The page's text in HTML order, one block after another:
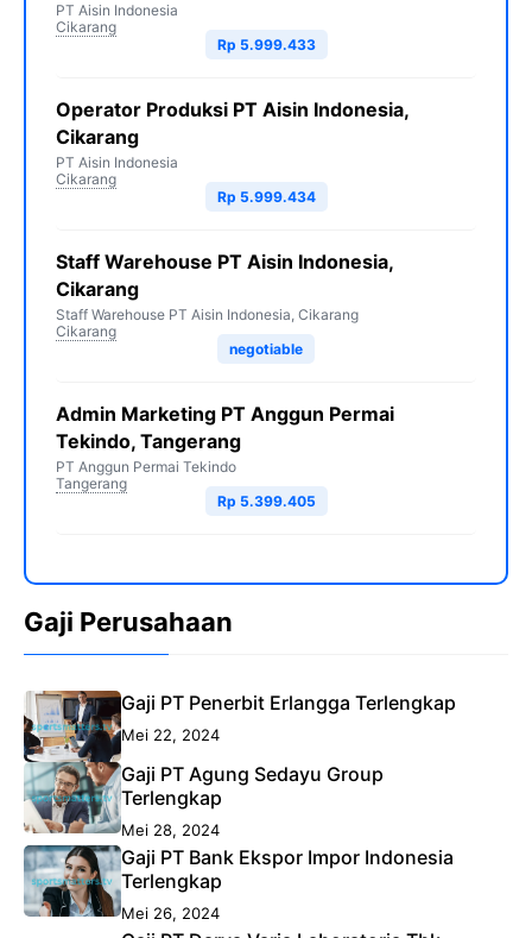
PT Aisin Indonesia
Cikarang
Rp 5.999.433
Operator Produksi PT Aisin Indonesia,
Cikarang
PT Aisin Indonesia
Cikarang
Rp 5.999.434
Staff Warehouse PT Aisin Indonesia,
Cikarang
Staff Warehouse PT Aisin Indonesia, Cikarang
Cikarang
negotiable
Admin Marketing PT Anggun Permai
Tekindo, Tangerang
PT Anggun Permai Tekindo
Tangerang
Rp 5.399.405
Gaji Perusahaan
Gaji PT Penerbit Erlangga Terlengkap
Mei 22, 2024
Gaji PT Agung Sedayu Group
Terlengkap
Mei 28, 2024
Gaji PT Bank Ekspor Impor Indonesia
Terlengkap
Mei 26, 2024